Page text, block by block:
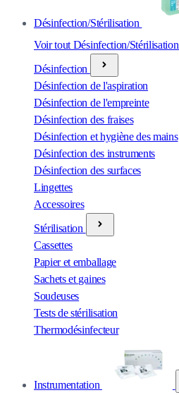
Désinfection/Stérilisation
Voir tout Désinfection/Stérilisation
Désinfection
Désinfection de l'aspiration
Désinfection de l'empreinte
Désinfection des fraises
Désinfection et hygiène des mains
Désinfection des instruments
Désinfection des surfaces
Lingettes
Accessoires
Stérilisation
Cassettes
Papier et emballage
Sachets et gaines
Soudeuses
Tests de stérilisation
Thermodésinfecteur
Instrumentation